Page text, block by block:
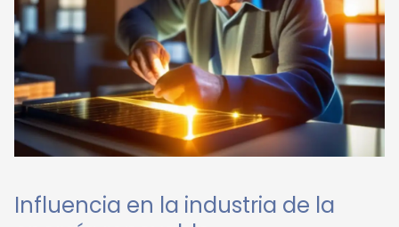
Influencia en la industria de la